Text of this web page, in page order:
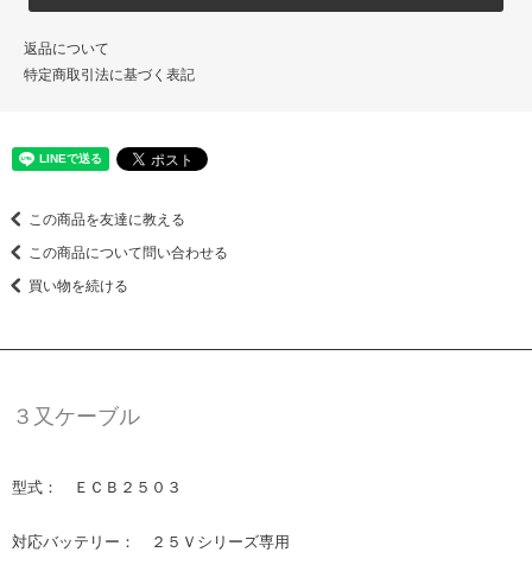
返品について
特定商取引法に基づく表記
この商品を友達に教える
この商品について問い合わせる
買い物を続ける
３又ケーブル
型式： ＥＣＢ２５０３
対応バッテリー： ２５Ｖシリーズ専用